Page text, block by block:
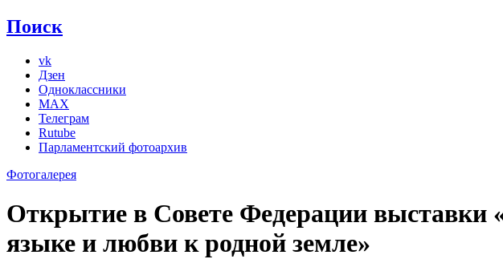
Поиск
vk
Дзен
Одноклассники
MAX
Телеграм
Rutube
Парламентский фотоархив
Фотогалерея
Открытие в Совете Федерации выставки
языке и любви к родной земле»